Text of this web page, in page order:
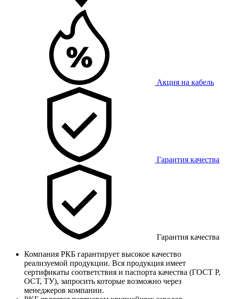
Акция на кабель
Гарантия качества
Гарантия качества
Компания РКБ гарантирует высокое качество
реализуемой продукции. Вся продукция имеет
сертификаты соответствия и паспорта качества (ГОСТ Р,
ОСТ, ТУ), запросить которые возможно через
менеджеров компании.